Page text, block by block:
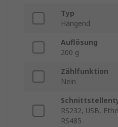
Typ
Hängend
Auflösung
200 g
Zählfunktion
Nein
RS232, USB,
RS485